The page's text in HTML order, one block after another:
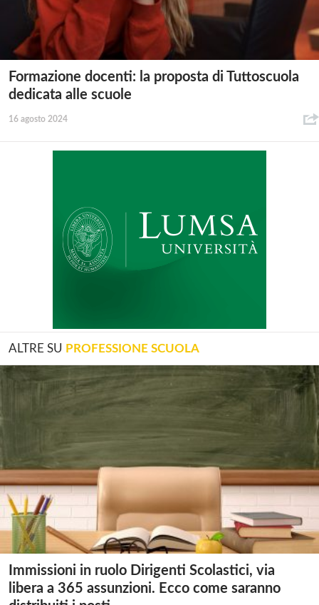
Formazione docenti: la proposta di Tuttoscuola
dedicata alle scuole
16 agosto 2024
ALTRE SU PROFESSIONE SCUOLA
Immissioni in ruolo Dirigenti Scolastici, via
libera a 365 assunzioni. Ecco come saranno